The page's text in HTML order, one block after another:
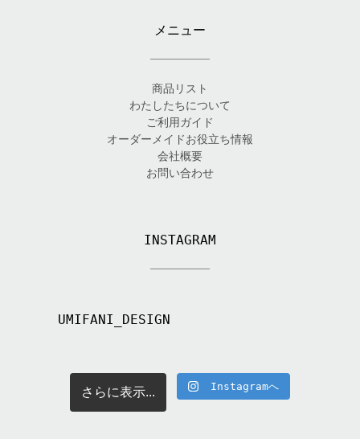
メニュー
商品リスト
わたしたちについて
ご利用ガイド
オーダーメイドお役立ち情報
会社概要
お問い合わせ
INSTAGRAM
UMIFANI_DESIGN
さらに表示... Instagramへ